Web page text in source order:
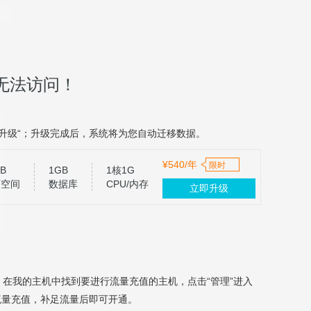
访问！
“；升级完成后，系统将为您自动迁移数据。
间
1GB
数据库
1核1G
CPU/内存
¥540/年 限时
立即升级
在我的主机中找到要进行流量充值的主机，点击“管理”进入
充值，补足流量后即可开通。